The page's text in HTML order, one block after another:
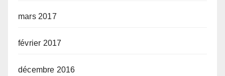
mars 2017
février 2017
décembre 2016